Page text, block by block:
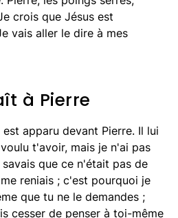
crois que Jésus est
vais aller le dire à mes
à Pierre
apparu devant Pierre. Il lui
t'avoir, mais je n'ai pas
que ce n'était pas de
reniais ; c'est pourquoi je
que tu ne le demandes ;
cesser de penser à toi-même